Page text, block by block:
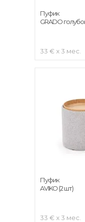
33 € x 3 мес.
Пуфик
GRADO
33 € x 3 мес.
Пуфик
AVIKO (2 шт)